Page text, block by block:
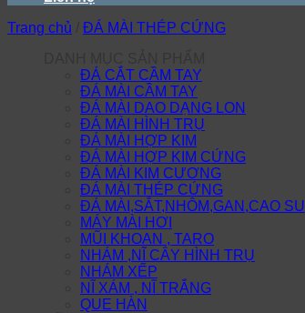
Trang chủ
ĐÁ MÀI THÉP CỨNG
ĐÁ CẮT CẦM TAY
ĐÁ MÀI CẦM TAY
ĐÁ MÀI DAO DẠNG LON
ĐÁ MÀI HÌNH TRỤ
ĐÁ MÀI HỢP KIM
ĐÁ MÀI HỢP KIM CỨNG
ĐÁ MÀI KIM CƯƠNG
ĐÁ MÀI THÉP CỨNG
ĐÁ MÀI,SẮT,NHÔM,GAN,CAO SU
MÁY MÀI HƠI
MŨI KHOAN , TARO
NHÁM ,NĨ CÂY HÌNH TRỤ
NHÁM XẾP
NĨ XÁM , NĨ TRẮNG
QUE HÀN